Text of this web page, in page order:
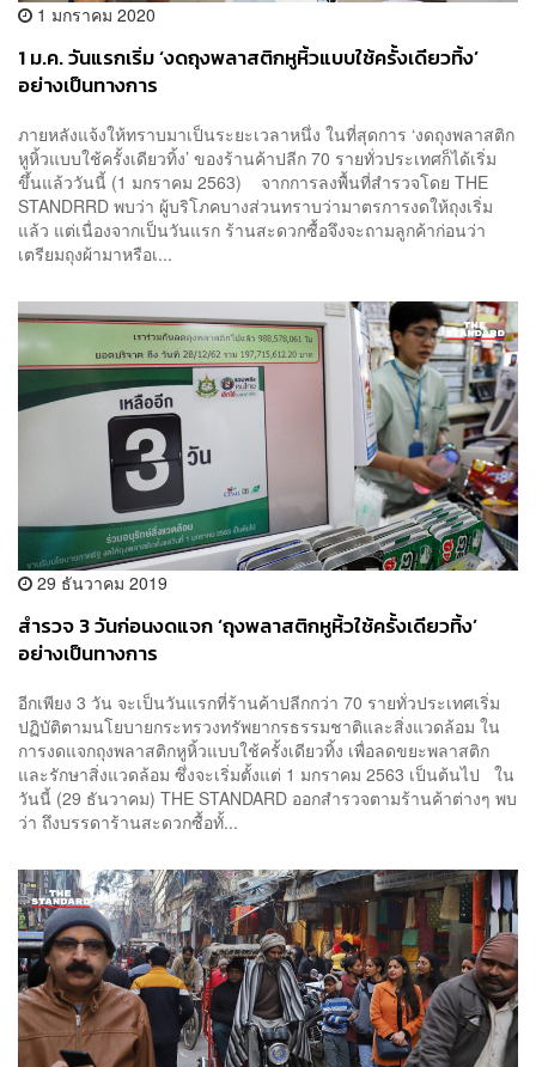
1 มกราคม 2020
1 ม.ค. วันแรกเริ่ม ‘งดถุงพลาสติกหูหิ้วแบบใช้ครั้งเดียวทิ้ง’
อย่างเป็นทางการ
ภายหลังแจ้งให้ทราบมาเป็นระยะเวลาหนึ่ง ในที่สุดการ ‘งดถุงพลาสติก
หูหิ้วแบบใช้ครั้งเดียวทิ้ง’ ของร้านค้าปลีก 70 รายทั่วประเทศก็ได้เริ่ม
ขึ้นแล้ววันนี้ (1 มกราคม 2563) จากการลงพื้นที่สำรวจโดย THE
STANDRRD พบว่า ผู้บริโภคบางส่วนทราบว่ามาตรการงดให้ถุงเริ่ม
แล้ว แต่เนื่องจากเป็นวันแรก ร้านสะดวกซื้อจึงจะถามลูกค้าก่อนว่า
เตรียมถุงผ้ามาหรือเ...
29 ธันวาคม 2019
สำรวจ 3 วันก่อนงดแจก ‘ถุงพลาสติกหูหิ้วใช้ครั้งเดียวทิ้ง’
อย่างเป็นทางการ
อีกเพียง 3 วัน จะเป็นวันแรกที่ร้านค้าปลีกกว่า 70 รายทั่วประเทศเริ่ม
ปฏิบัติตามนโยบายกระทรวงทรัพยากรธรรมชาติและสิ่งแวดล้อม ใน
การงดแจกถุงพลาสติกหูหิ้วแบบใช้ครั้งเดียวทิ้ง เพื่อลดขยะพลาสติก
และรักษาสิ่งแวดล้อม ซึ่งจะเริ่มตั้งแต่ 1 มกราคม 2563 เป็นต้นไป ใน
วันนี้ (29 ธันวาคม) THE STANDARD ออกสำรวจตามร้านค้าต่างๆ พบ
ว่า ถึงบรรดาร้านสะดวกซื้อทั้...